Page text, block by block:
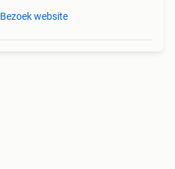
Bezoek website